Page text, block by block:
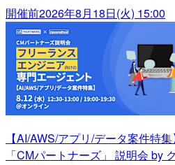
開催前2026年8月18日(火) 15:00
【AI/AWS/アプリ/データ案件特
「CMパートナーズ」 説明会 by